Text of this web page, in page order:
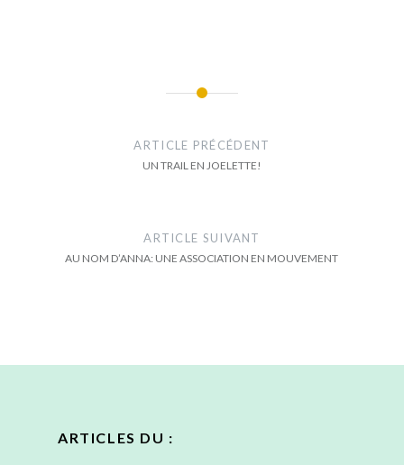
ARTICLE PRÉCÉDENT
UN TRAIL EN JOELETTE!
ARTICLE SUIVANT
AU NOM D’ANNA: UNE ASSOCIATION EN MOUVEMENT
ARTICLES DU :